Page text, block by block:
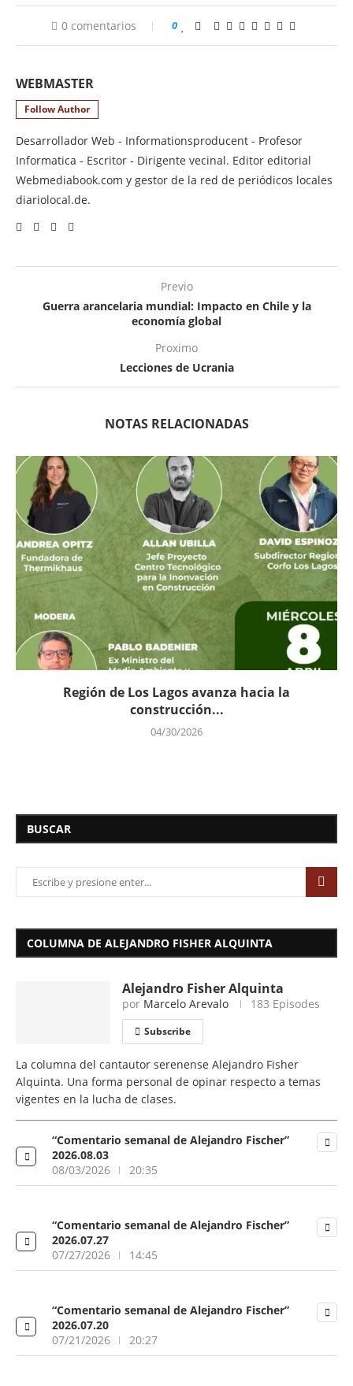
0 comentarios 0
WEBMASTER
Follow Author
Desarrollador Web - Informationsproducent - Profesor
Informatica - Escritor - Dirigente vecinal. Editor editorial
Webmediabook.com y gestor de la red de periódicos locales
diariolocal.de.
Previo
Guerra arancelaria mundial: Impacto en Chile y la
economía global
Proximo
Lecciones de Ucrania
NOTAS RELACIONADAS
Región de Los Lagos avanza hacia la
construcción...
04/30/2026
BUSCAR
COLUMNA DE ALEJANDRO FISHER ALQUINTA
Alejandro Fisher Alquinta
por Marcelo Arevalo 183 Episodes
Subscribe
La columna del cantautor serenense Alejandro Fisher
Alquinta. Una forma personal de opinar respecto a temas
vigentes en la lucha de clases.
“Comentario semanal de Alejandro Fischer”
2026.08.03
08/03/2026
20:35
“Comentario semanal de Alejandro Fischer”
2026.07.27
07/27/2026
14:45
“Comentario semanal de Alejandro Fischer”
2026.07.20
07/21/2026
20:27